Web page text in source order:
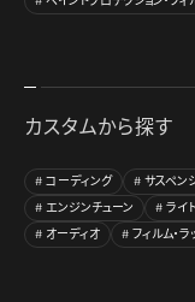
カスタムから探す
コーディング サスペン
エンジンチューン
ライ
オーディオ
フィルム・